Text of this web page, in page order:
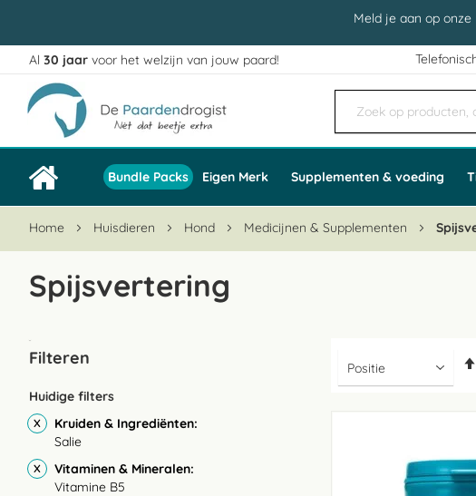
Meld je aan op onze
Ga
naar
de
inhoud
Al 30 jaar voor het welzijn van jouw paard!
Bundle Packs Eigen Merk Supplementen & voeding
Home Huisdieren Hond Medicijnen & Supplementen
Spijsvertering
Filteren
Huidige filters
Kruiden & Ingrediënten
Salie
Vitaminen & Mineralen
Vitamine B5